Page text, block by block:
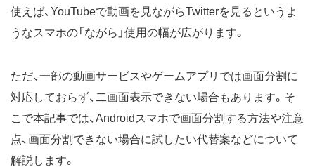
使えば、YouTubeで動画を見ながらTwitterを見るというよ
うなスマホの「ながら」使用の幅が広がります。
ただ、一部の動画サービスやゲームアプリでは画面分割に
対応しておらず、二画面表示できない場合もあります。そ
こで本記事では、Androidスマホで画面分割する方法や注意
点、画面分割できない場合に試したい代替案などについて
解説します。